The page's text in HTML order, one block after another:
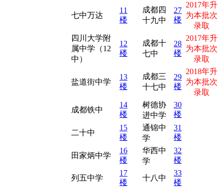
七中万达
11
楼
成都四
十九中
27
楼
2017年升
为本批次
录取
四川大学附
属中学（12
中）
12
楼
成都十
七中
28
楼
2017年升
为本批次
录取
盐道街中学
13
楼
成都三
十七中
29
楼
2018年升
为本批次
录取
成都铁中
14
楼
树德协
进中学
30
楼
二十中
15
楼
通锦中
学
31
楼
田家炳中学
16
楼
华西中
学
32
楼
列五中学
17
楼
十八中
33
楼